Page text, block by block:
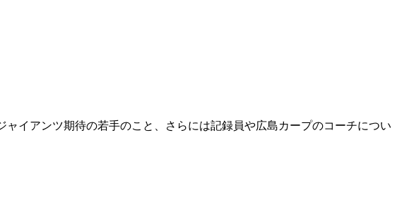
イアンツ期待の若手のこと、さらには記録員や広島カープのコーチについ